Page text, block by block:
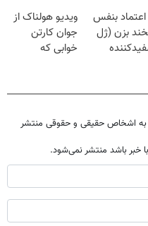
درمانش کرد؟؟؟؟
اعتماد بنفس
بزن (ژل
ویدیو هولناک از
جوان کارتن
خوابی که
به اشخاص حقیقی و حقوقی منتشر
خبر باشد منتشر نمی‌شود.